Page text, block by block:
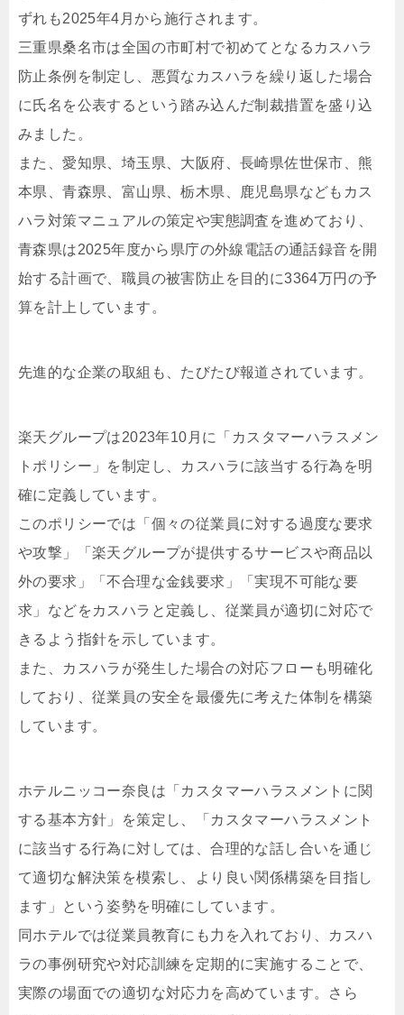
ずれも2025年4月から施行されます。
三重県桑名市は全国の市町村で初めてとなるカスハラ
防止条例を制定し、悪質なカスハラを繰り返した場合
に氏名を公表するという踏み込んだ制裁措置を盛り込
みました。
また、愛知県、埼玉県、大阪府、長崎県佐世保市、熊
本県、青森県、富山県、栃木県、鹿児島県などもカス
ハラ対策マニュアルの策定や実態調査を進めており、
青森県は2025年度から県庁の外線電話の通話録音を開
始する計画で、職員の被害防止を目的に3364万円の予
算を計上しています。
先進的な企業の取組も、たびたび報道されています。
楽天グループは2023年10月に「カスタマーハラスメン
トポリシー」を制定し、カスハラに該当する行為を明
確に定義しています。
このポリシーでは「個々の従業員に対する過度な要求
や攻撃」「楽天グループが提供するサービスや商品以
外の要求」「不合理な金銭要求」「実現不可能な要
求」などをカスハラと定義し、従業員が適切に対応で
きるよう指針を示しています。
また、カスハラが発生した場合の対応フローも明確化
しており、従業員の安全を最優先に考えた体制を構築
しています。
ホテルニッコー奈良は「カスタマーハラスメントに関
する基本方針」を策定し、「カスタマーハラスメント
に該当する行為に対しては、合理的な話し合いを通じ
て適切な解決策を模索し、より良い関係構築を目指し
ます」という姿勢を明確にしています。
同ホテルでは従業員教育にも力を入れており、カスハ
ラの事例研究や対応訓練を定期的に実施することで、
実際の場面での適切な対応力を高めています。さら